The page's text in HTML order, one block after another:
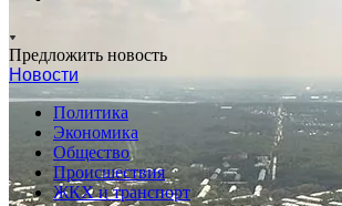
Предложить новость
Новости
Политика
Экономика
Общество
Происшествия
ЖКХ и транспорт